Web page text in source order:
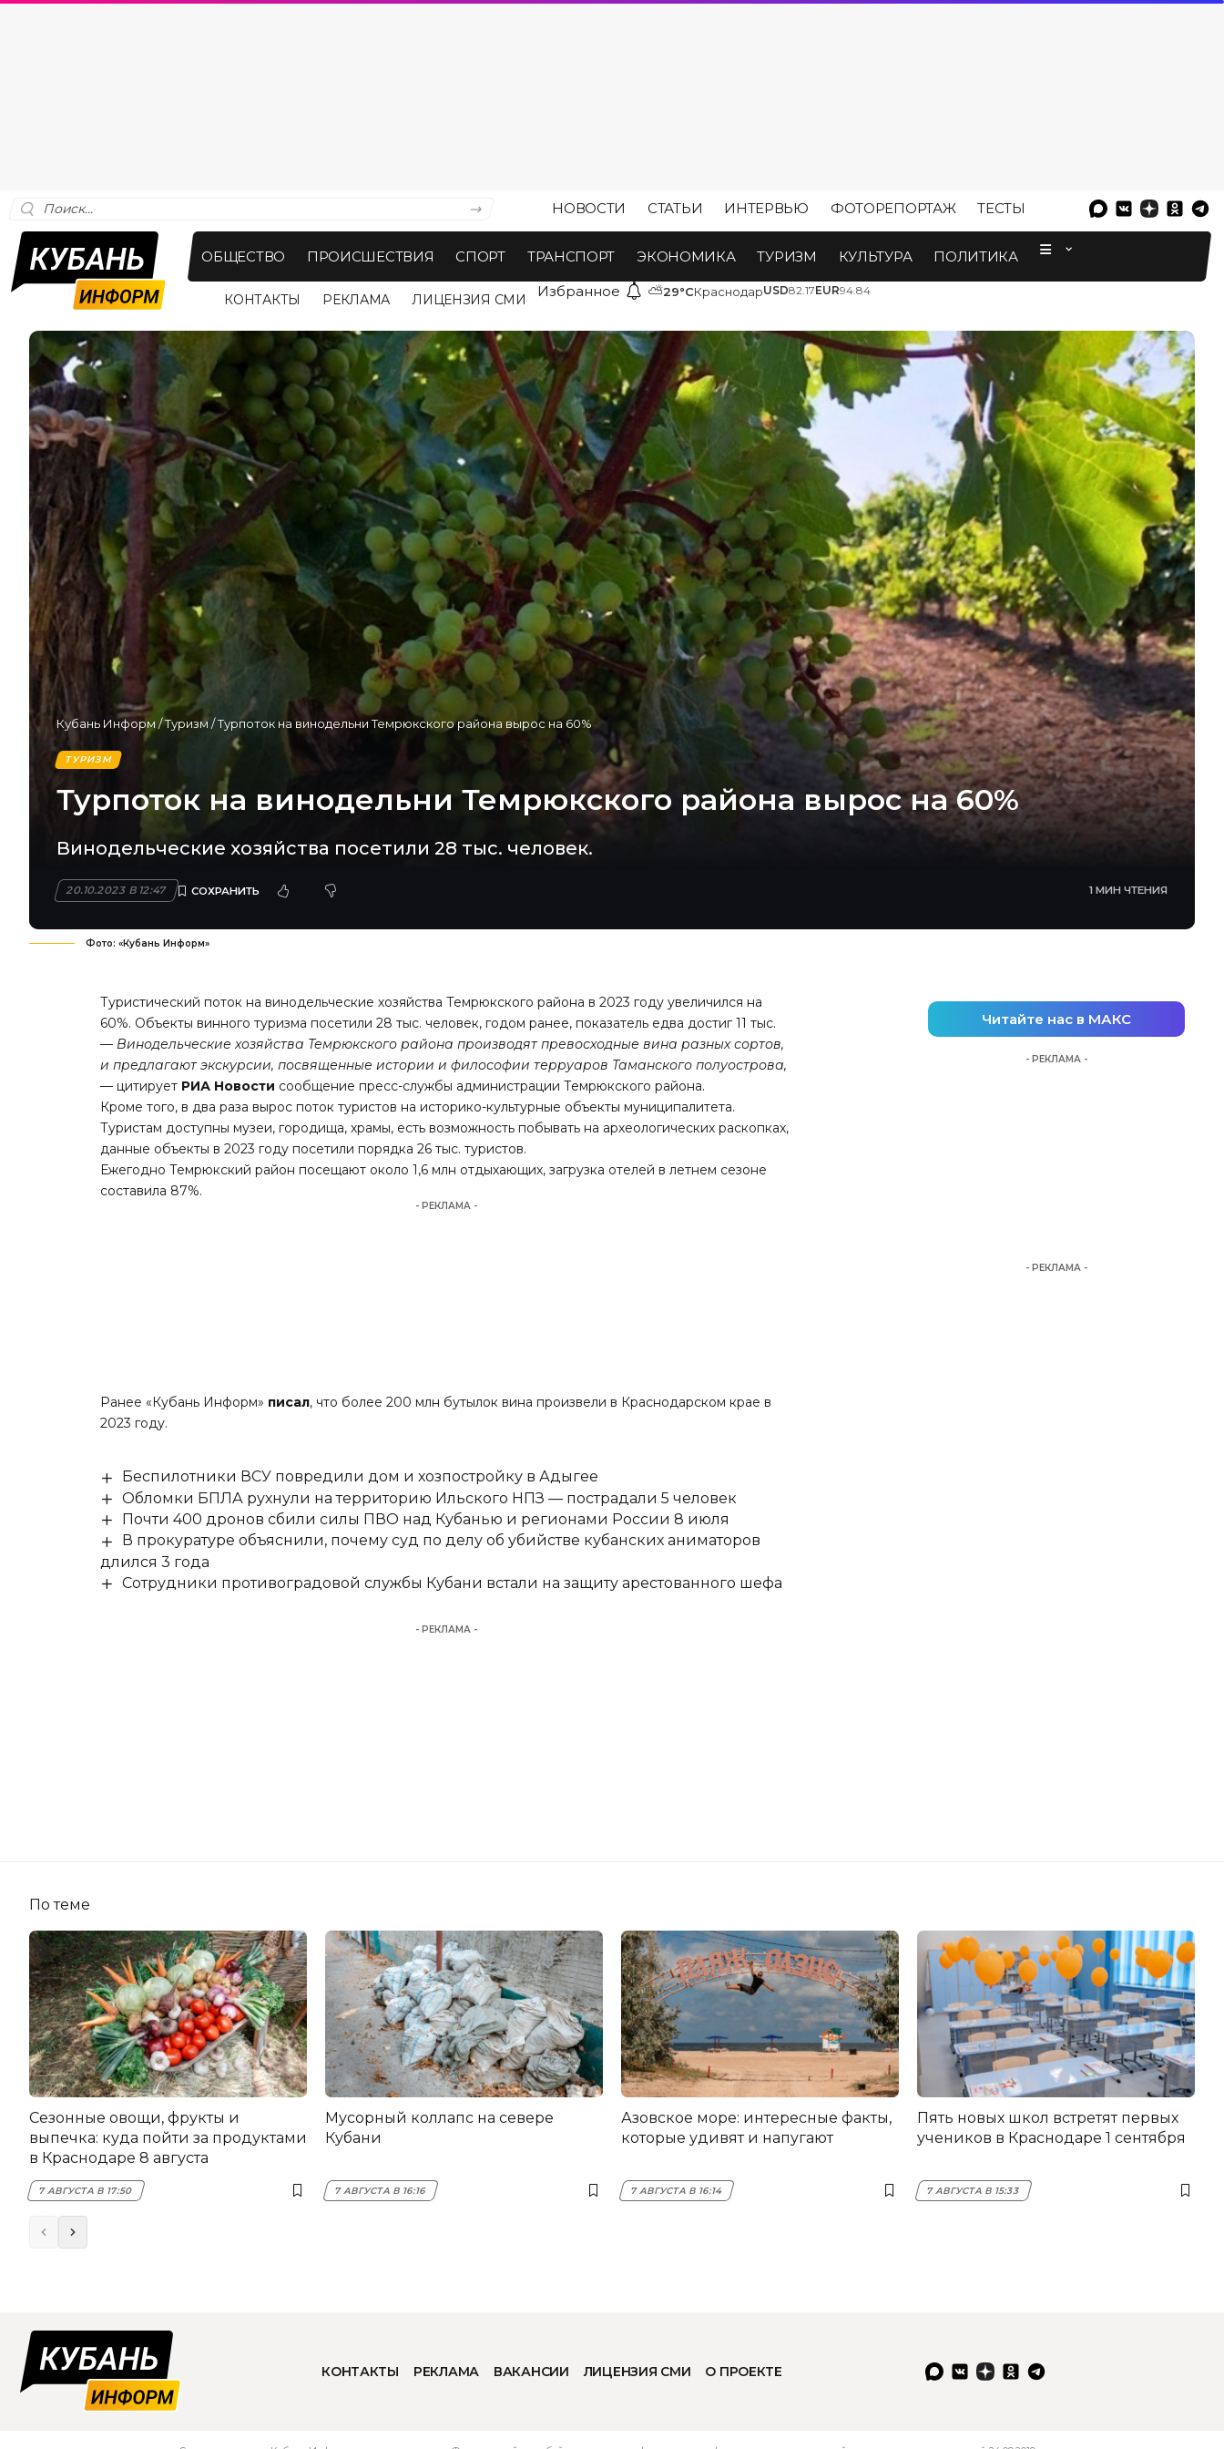
НОВОСТИ СТАТЬИ ИНТЕРВЬЮ ФОТОРЕПОРТАЖ ТЕСТЫ
ОБЩЕСТВО ПРОИСШЕСТВИЯ СПОРТ ТРАНСПОРТ ЭКОНОМИКА ТУРИЗМ КУЛЬТУРА ПОЛИТИКА
КОНТАКТЫ РЕКЛАМА ЛИЦЕНЗИЯ СМИ Избранное ⛅29°CКраснодарUSD82.17EUR94.84
Кубань Информ/Туризм/Турпоток на винодельни Темрюкского района вырос на 60%
ТУРИЗМ
Турпоток на винодельни Темрюкского района вырос на 60%
Винодельческие хозяйства посетили 28 тыс. человек.
20.10.2023 В 12:47 1 МИН ЧТЕНИЯ
Фото: «Кубань Информ»
Туристический поток на винодельческие хозяйства Темрюкского района в 2023 году увеличился на
60%. Объекты винного туризма посетили 28 тыс. человек, годом ранее, показатель едва достиг 11 тыс.
— Винодельческие хозяйства Темрюкского района производят превосходные вина разных сортов,
и предлагают экскурсии, посвященные истории и философии терруаров Таманского полуострова,
— цитирует РИА Новости сообщение пресс-службы администрации Темрюкского района.
Кроме того, в два раза вырос поток туристов на историко-культурные объекты муниципалитета.
Туристам доступны музеи, городища, храмы, есть возможность побывать на археологических раскопках,
данные объекты в 2023 году посетили порядка 26 тыс. туристов.
Ежегодно Темрюкский район посещают около 1,6 млн отдыхающих, загрузка отелей в летнем сезоне
составила 87%.
- РЕКЛАМА -
Ранее «Кубань Информ» писал, что более 200 млн бутылок вина произвели в Краснодарском крае в
2023 году.
Беспилотники ВСУ повредили дом и хозпостройку в Адыгее
Обломки БПЛА рухнули на территорию Ильского НПЗ — пострадали 5 человек
Почти 400 дронов сбили силы ПВО над Кубанью и регионами России 8 июля
В прокуратуре объяснили, почему суд по делу об убийстве кубанских аниматоров
длился 3 года
Сотрудники противоградовой службы Кубани встали на защиту арестованного шефа
- РЕКЛАМА -
Читайте нас в МАКС
- РЕКЛАМА -
- РЕКЛАМА -
По теме
Сезонные овощи, фрукты и
выпечка: куда пойти за продуктами
в Краснодаре 8 августа
7 АВГУСТА В 17:50
Мусорный коллапс на севере
Кубани
7 АВГУСТА В 16:16
Азовское море: интересные факты,
которые удивят и напугают
7 АВГУСТА В 16:14
Пять новых школ встретят первых
учеников в Краснодаре 1 сентября
7 АВГУСТА В 15:33
КОНТАКТЫ РЕКЛАМА ВАКАНСИИ ЛИЦЕНЗИЯ СМИ О ПРОЕКТЕ